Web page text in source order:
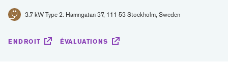
3.7 kW Type 2: Hamngatan 37, 111 53 Stockholm, Sweden
ENDROIT ÉVALUATIONS